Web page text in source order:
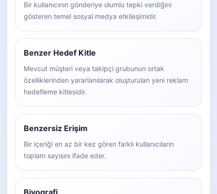
Bir kullanıcının gönderiye olumlu tepki verdiğini
gösteren temel sosyal medya etkileşimidir.
Benzer Hedef Kitle
Mevcut müşteri veya takipçi grubunun ortak
özelliklerinden yararlanılarak oluşturulan yeni reklam
hedefleme kitlesidir.
Benzersiz Erişim
Bir içeriği en az bir kez gören farklı kullanıcıların
toplam sayısını ifade eder.
Biyografi